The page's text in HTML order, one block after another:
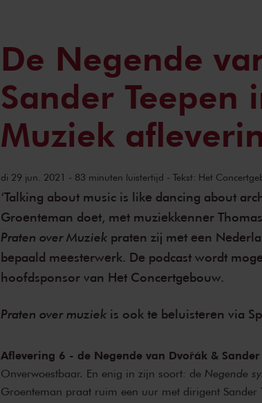
De Negende
Sander Teepen
Muziek
di 29 jun. 2021 - 83 minuten luistertijd - Tekst: Het
‘Talking about music is like dancing about
Groenteman doet, met muziekkenner
Praten over Muziekpraten zij met een
bepaald meesterwerk. De podcast wordt
hoofdsponsor van Het Concertgebouw.
Praten over muziekis ook te beluisteren via
Aflevering 6 - de Negende van Dvořák & Sander
Onverwoestbaar. En enig in zijn soort: de Negende
Groenteman praat ruim een uur met dirigent Sander